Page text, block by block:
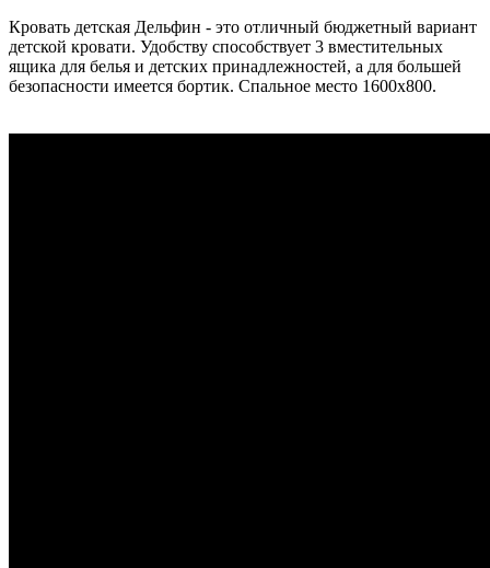
Кровать детская Дельфин - это отличный бюджетный вариант
детской кровати. Удобству способствует 3 вместительных
ящика для белья и детских принадлежностей, а для большей
безопасности имеется бортик. Спальное место 1600х800.